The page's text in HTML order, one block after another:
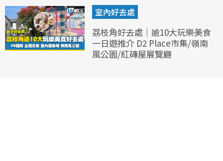
室內好去處
荔枝角好去處｜逾10大玩樂美食
一日遊推介 D2 Place市集/嶺南
風公園/紅磚屋展覽廳